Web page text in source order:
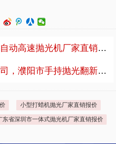
高速抛光机厂家直销案例
市手持抛光翻新机公司直销案例
小型打蜡机抛光厂家直销报价
东省深圳市一体式抛光机厂家直销报价